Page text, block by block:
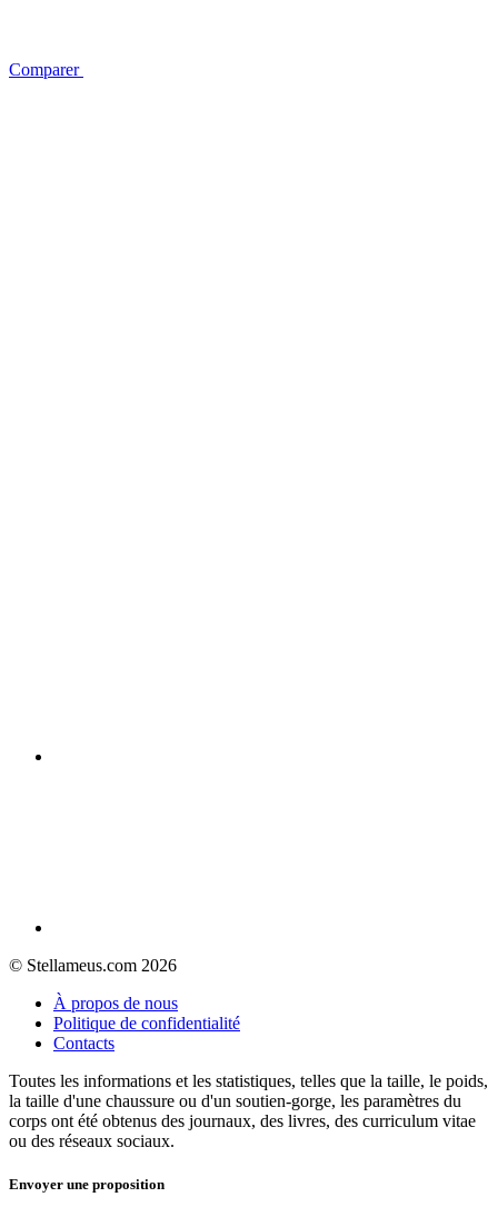
Comparer
© Stellameus.com 2026
À propos de nous
Politique de confidentialité
Contacts
Toutes les informations et les statistiques, telles que la taille, le poids,
la taille d'une chaussure ou d'un soutien-gorge, les paramètres du
corps ont été obtenus des journaux, des livres, des curriculum vitae
ou des réseaux sociaux.
Envoyer une proposition